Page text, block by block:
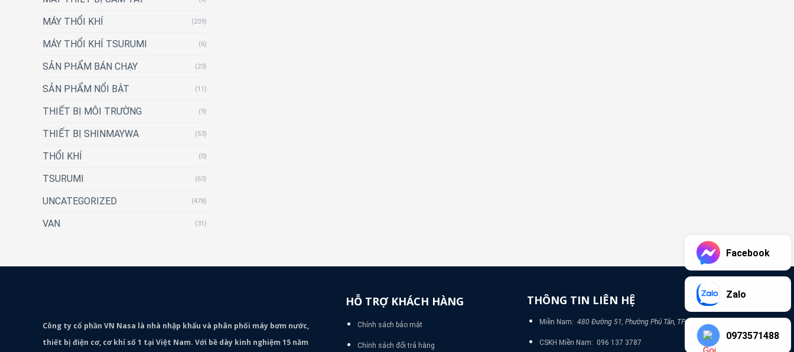
MÁY THỔI KHÍ (239)
MÁY THỔI KHÍ TSURUMI (6)
SẢN PHẨM BÁN CHẠY (23)
SẢN PHẨM NỔI BẬT (11)
THIẾT BỊ MÔI TRƯỜNG (9)
THIẾT BỊ SHINMAYWA (53)
THỔI KHÍ (0)
TSURUMI (63)
UNCATEGORIZED (478)
VAN (31)
Công ty cổ phần VN Nasa là nhà nhập khẩu và phân phối máy bơm nước,
thiết bị điện cơ, cơ khí số 1 tại Việt Nam. Với bề dày kinh nghiệm 15 năm
HỖ TRỢ KHÁCH HÀNG
Chính sách bảo mật
Chính sách đổi trả hàng
THÔNG TIN LIÊN HỆ
Miền Nam: 480 Đường 51, Phường Phú Tân, TP Bình Dương
CSKH Miền Nam: 096 137 3787
Facebook
Zalo
0973571488